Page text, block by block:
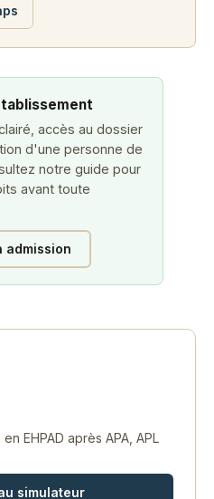
accès au dossier
d'une personne de
notre guide pour
avant toute
admission
EHPAD après APA, APL
simulateur